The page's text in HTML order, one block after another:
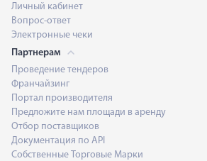
Личный кабинет
Вопрос-ответ
Электронные чеки
Партнерам
Проведение тендеров
Франчайзинг
Портал производителя
Предложите нам площади в аренду
Отбор поставщиков
Документация по API
Собственные Торговые Марки